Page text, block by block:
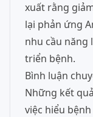
xuất rằng
lại phản ứng
nhu cầu năng
triển bệnh.
Bình luận
Những kết
việc hiểu